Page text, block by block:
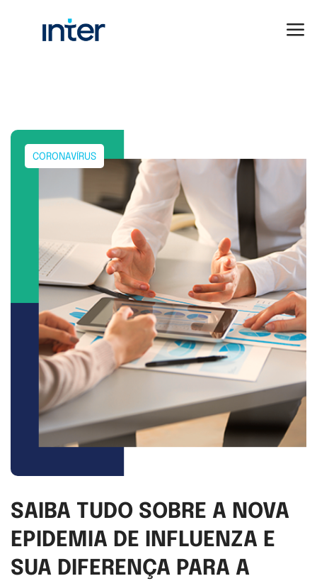
CORONAVÍRUS
SAIBA TUDO SOBRE A NOVA
EPIDEMIA DE INFLUENZA E
SUA DIFERENÇA PARA A